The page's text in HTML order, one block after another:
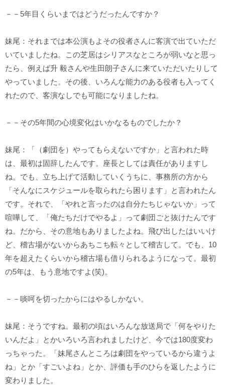
－－5年目くらいまではどうだったんですか？
妹尾：それまでは本公演もよその役者さんに客演で出ていただ
いていましたね。この芝居はシリアスなところが弱いなと思っ
たら、例えば升 毅さんや生田朗子さんに来ていただいたりして
やっていました。その後、いろんな能力のある役者も入ってく
れたので、客演なしでも可能になりましたね。
－－その5年間の心境変化はいかなるものでしたか？
妹尾：「（劇団を）やってもらえないですか」と言われた時
は、最初は固辞したんです。座長としては責任がありますし
ね。でも、立ち上げて活動していくうちに、事務所の方から
「そんなにスケジュールを取られたら困ります」と言われたん
です。それで、「やれと言ったのは自分たちじゃないか」って
喧嘩して、「俺たちだけでやるよ」って劇団ごと抜けたんです
ね。だから、その意地もありましたよね。飛び出したはいいけ
ど、稽古場がないからあちこち転々として稽古して。でも、10
年を超えたくらいから稽古場も借りられるようになって。最初
の5年は、もう意地ですよ(笑)。
－－啖呵を切ったからにはやるしかない。
妹尾：そうですね。最初の頃はいろんな放送局で「何をやりた
いんだよ」とかいろいろ言われましたけど、今では180度変わ
っちゃった。「妹尾さんところは劇団をやっているから違うよ
ね」とか「すごいよね」とか、評価も手のひらを返したように
変わりました。